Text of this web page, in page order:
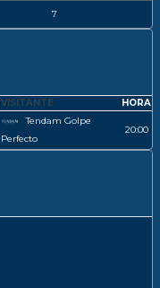
7
VISITANTE HORA
Tendam Golpe
Perfecto
20:00